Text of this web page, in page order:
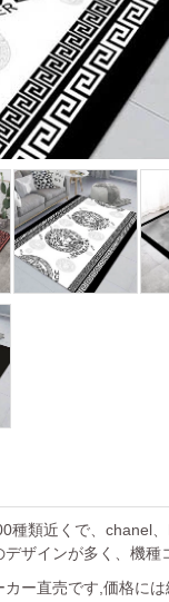
種類近くで、chanel
ザインが多く、機
ー直売です,価格には